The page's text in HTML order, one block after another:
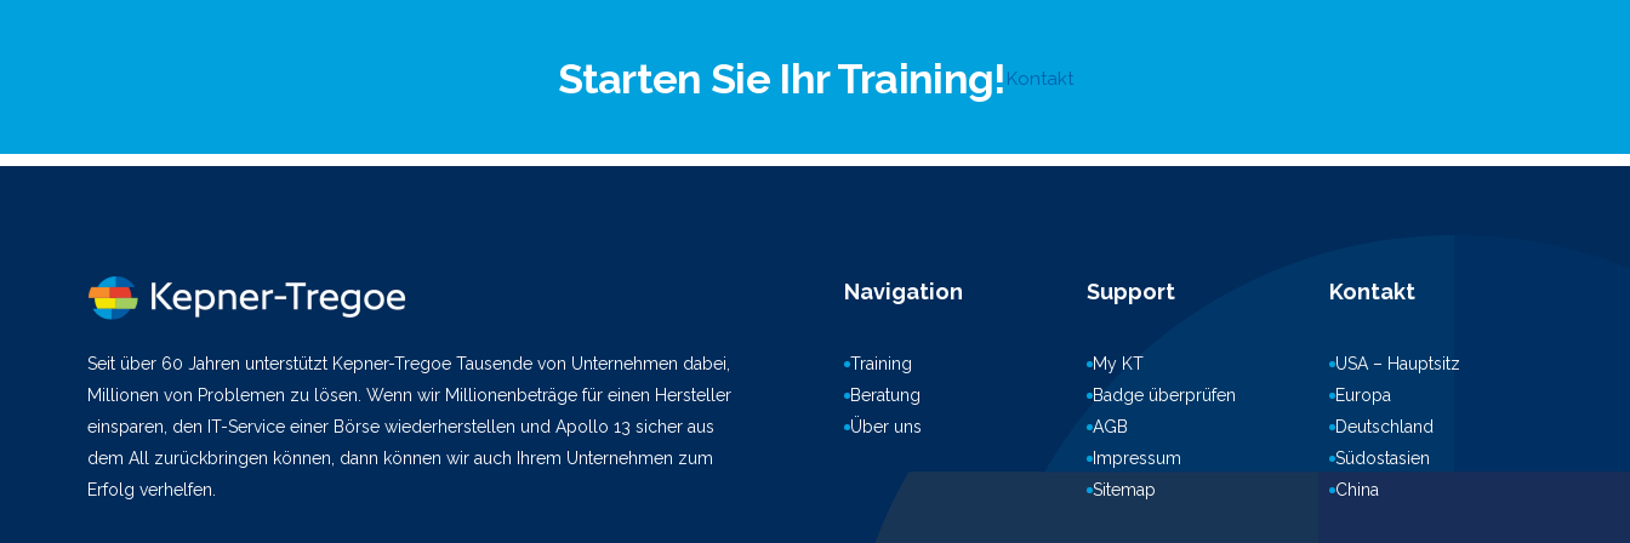
Starten Sie Ihr Training! Kontakt
Seit über 60 Jahren unterstützt Kepner-Tregoe Tausende von Unternehmen dabei,
Millionen von Problemen zu lösen. Wenn wir Millionenbeträge für einen Hersteller
einsparen, den IT-Service einer Börse wiederherstellen und Apollo 13 sicher aus
dem All zurückbringen können, dann können wir auch Ihrem Unternehmen zum
Erfolg verhelfen.
Navigation
Training
Beratung
Über uns
Support
My KT
Badge überprüfen
AGB
Impressum
Sitemap
Kontakt
USA – Hauptsitz
Europa
Deutschland
Südostasien
China